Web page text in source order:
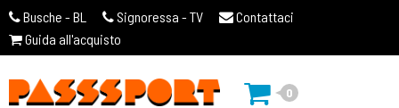
Busche - BL Signoressa - TV
Contattaci
Guida all'acquisto
0